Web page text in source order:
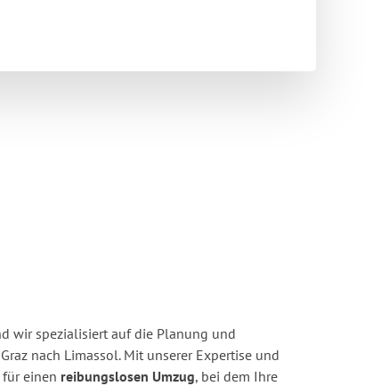
wir spezialisiert auf die Planung und
nach Limassol. Mit unserer Expertise und
einen reibungslosen Umzug, bei dem Ihre